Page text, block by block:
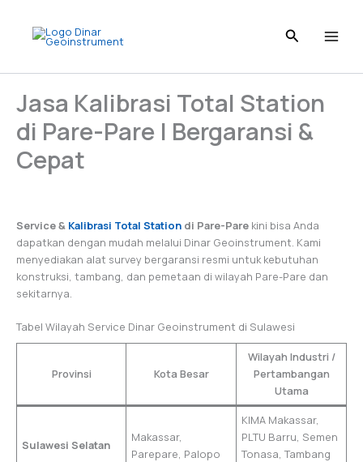
content
Jasa Kalibrasi Total Station
di Pare-Pare | Bergaransi &
Cepat
Service & Kalibrasi Total Station di Pare-Pare kini bisa Anda
dapatkan dengan mudah melalui Dinar Geoinstrument. Kami
menyediakan alat survey bergaransi resmi untuk kebutuhan
konstruksi, tambang, dan pemetaan di wilayah Pare-Pare dan
sekitarnya.
Tabel Wilayah Service Dinar Geoinstrument di Sulawesi
Provinsi Kota Besar
Wilayah Industri /
Pertambangan
Utama
Sulawesi Selatan
Makassar,
Parepare, Palopo
KIMA Makassar,
PLTU Barru, Semen
Tonasa, Tambang